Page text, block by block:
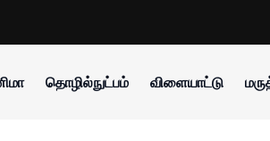
தொழில்நுட்பம் விளையாட்டு